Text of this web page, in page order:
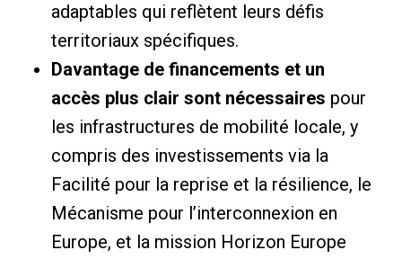
adaptables qui reflètent leurs défis
territoriaux spécifiques.
Davantage de financements et un
accès plus clair sont nécessaires pour
les infrastructures de mobilité locale, y
compris des investissements via la
Facilité pour la reprise et la résilience, le
Mécanisme pour l’interconnexion en
Europe, et la mission Horizon Europe